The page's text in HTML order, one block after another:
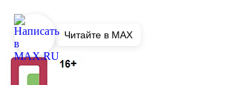
Читайте в MAX